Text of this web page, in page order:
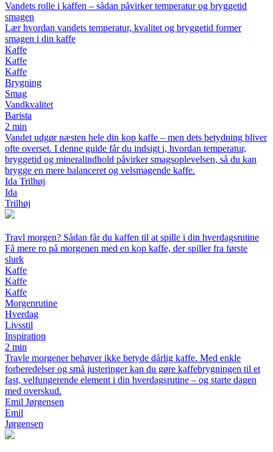
Vandets rolle i kaffen – sådan påvirker temperatur og bryggetid
smagen
Lær hvordan vandets temperatur, kvalitet og bryggetid former
smagen i din kaffe
Kaffe
Kaffe
Kaffe
Brygning
Smag
Vandkvalitet
Barista
2 min
Vandet udgør næsten hele din kop kaffe – men dets betydning bliver
ofte overset. I denne guide får du indsigt i, hvordan temperatur,
bryggetid og mineralindhold påvirker smagsoplevelsen, så du kan
brygge en mere balanceret og velsmagende kaffe.
Ida Trilhøj
Ida
Trilhøj
Travl morgen? Sådan får du kaffen til at spille i din hverdagsrutine
Få mere ro på morgenen med en kop kaffe, der spiller fra første
slurk
Kaffe
Kaffe
Kaffe
Morgenrutine
Hverdag
Livsstil
Inspiration
2 min
Travle morgener behøver ikke betyde dårlig kaffe. Med enkle
forberedelser og små justeringer kan du gøre kaffebrygningen til et
fast, velfungerende element i din hverdagsrutine – og starte dagen
med overskud.
Emil Jørgensen
Emil
Jørgensen